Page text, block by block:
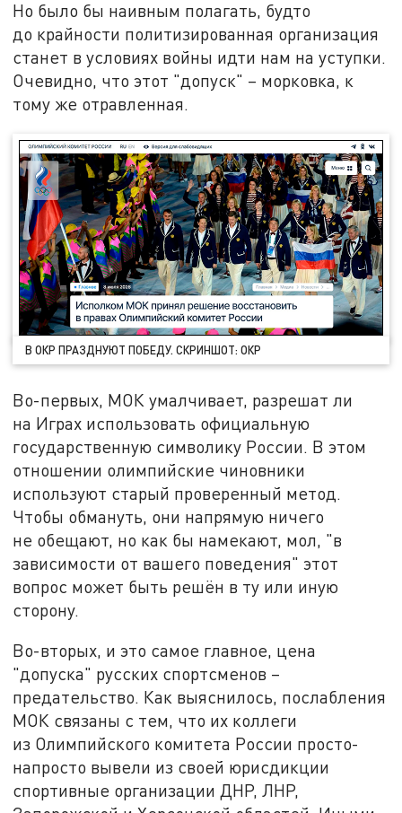
Но было бы наивным полагать, будто
до крайности политизированная организация
станет в условиях войны идти нам на уступки.
Очевидно, что этот "допуск" – морковка, к
тому же отравленная.
В ОКР ПРАЗДНУЮТ ПОБЕДУ. СКРИНШОТ: ОКР
Во-первых, МОК умалчивает, разрешат ли
на Играх использовать официальную
государственную символику России. В этом
отношении олимпийские чиновники
используют старый проверенный метод.
Чтобы обмануть, они напрямую ничего
не обещают, но как бы намекают, мол, "в
зависимости от вашего поведения" этот
вопрос может быть решён в ту или иную
сторону.
Во-вторых, и это самое главное, цена
"допуска" русских спортсменов –
предательство. Как выяснилось, послабления
МОК связаны с тем, что их коллеги
из Олимпийского комитета России просто-
напросто вывели из своей юрисдикции
спортивные организации ДНР, ЛНР,